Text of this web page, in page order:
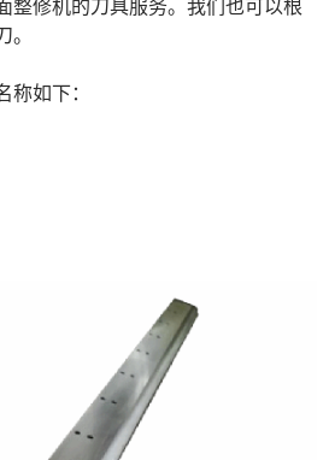
整修机的刀具服务。我们也可以根
如下：